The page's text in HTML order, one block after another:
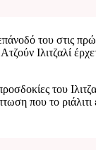
του στις
Ιλιτζαλί
του
που το ριάλιτι